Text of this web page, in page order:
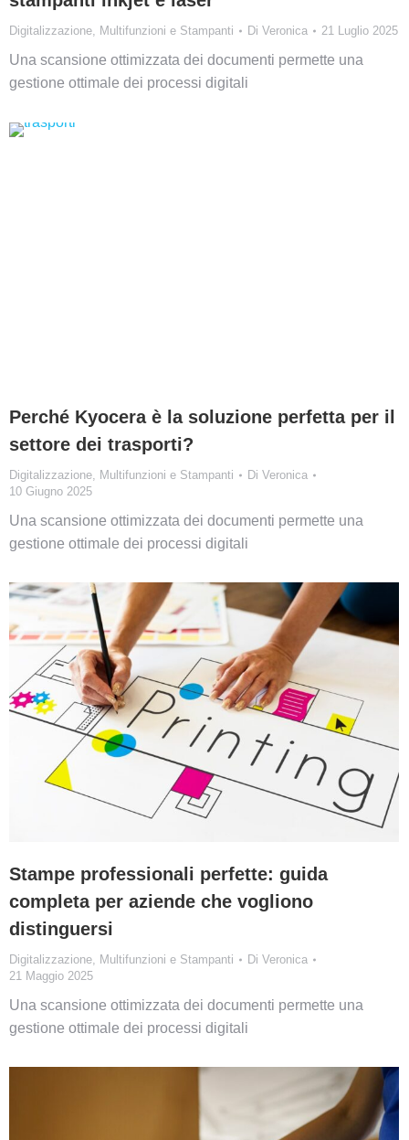
Digitalizzazione, Multifunzioni e Stampanti Di Veronica 21 Luglio 2025
Una scansione ottimizzata dei documenti permette una
gestione ottimale dei processi digitali
Perché Kyocera è la soluzione perfetta per il
settore dei trasporti?
Digitalizzazione, Multifunzioni e Stampanti Di Veronica
10 Giugno 2025
Una scansione ottimizzata dei documenti permette una
gestione ottimale dei processi digitali
Stampe professionali perfette: guida
completa per aziende che vogliono
distinguersi
Digitalizzazione, Multifunzioni e Stampanti Di Veronica
21 Maggio 2025
Una scansione ottimizzata dei documenti permette una
gestione ottimale dei processi digitali